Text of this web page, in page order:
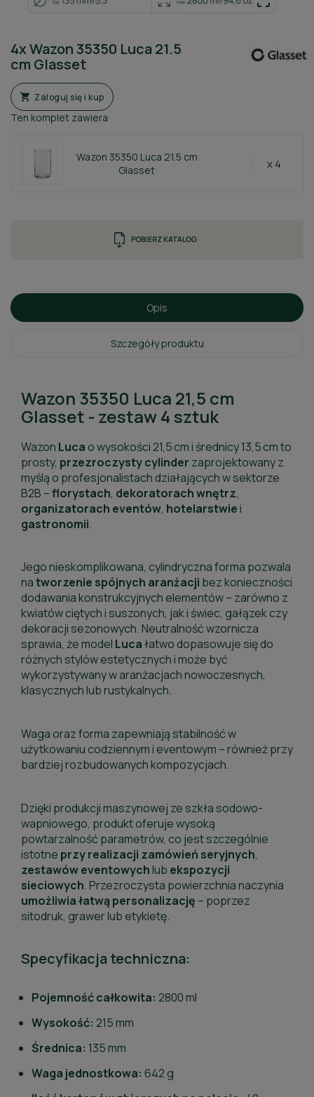
4x Wazon 35350 Luca 21.5
cm Glasset
 Zaloguj się i kup
Ten komplet zawiera
Wazon 35350 Luca 21.5 cm
Glasset
x 4
Opis
Szczegóły produktu
Wazon 35350 Luca 21,5 cm
Glasset - zestaw 4 sztuk
Wazon Lucao wysokości 21,5 cm i średnicy 13,5 cm to
prosty, przezroczysty cylinder zaprojektowany z
myślą o profesjonalistach działających w sektorze
B2B –florystach, dekoratorachwnętrz,
organizatorach eventów, hotelarstwiei
gastronomii.
Jego nieskomplikowana, cylindryczna forma pozwala
natworzenie spójnych aranżacji bez konieczności
dodawania konstrukcyjnych elementów – zarówno z
kwiatów ciętych i suszonych, jak i świec, gałązek czy
dekoracji sezonowych. Neutralność wzornicza
sprawia, że model Lucałatwo dopasowuje się do
różnych stylów estetycznych i może być
wykorzystywany w aranżacjach nowoczesnych,
klasycznych lub rustykalnych.
Waga oraz forma zapewniają stabilność w
użytkowaniu codziennym i eventowym – również przy
bardziej rozbudowanych kompozycjach.
Dzięki produkcji maszynowej ze szkła sodowo-
wapniowego, produkt oferuje wysoką
powtarzalność parametrów, co jest szczególnie
istotne przyrealizacji zamówień seryjnych,
zestawóweventowychlub ekspozycji
sieciowych. Przezroczysta powierzchnia naczynia
umożliwiałatwąpersonalizację – poprzez
sitodruk, grawer lub etykietę.
Specyfikacja techniczna:
Pojemność całkowita: 2800 ml
Wysokość: 215 mm
Średnica: 135 mm
Waga jednostkowa: 642 g